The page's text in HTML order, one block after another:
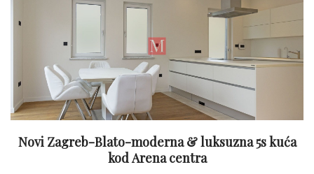
Novi Zagreb-Blato-moderna & luksuzna 5s kuća
kod Arena centra